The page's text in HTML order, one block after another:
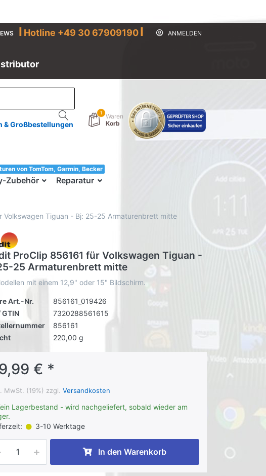
I Hotline +49 30 67909190I ANMELDEN
& Großbestellungen
1
Waren
Korb
Zubehör
33!
Reparatur
von TomTom, Garmin, Becker
Volkswagen Tiguan - Bj: 25-25 Armaturenbrett mitte
ProClip 856161 für Volkswagen Tiguan -
25 Armaturenbrett mitte
mit einem 12,9" oder 15" Bildschirm.
Art.-Nr.
856161_019426
GTIN
7320288561615
856161
220,00 g
€ *
MwSt. (19%) zzgl. Versandkosten
Lagerbestand - wird nachgeliefert, sobald wieder am
3-10 Werktage
In den Warenkorb